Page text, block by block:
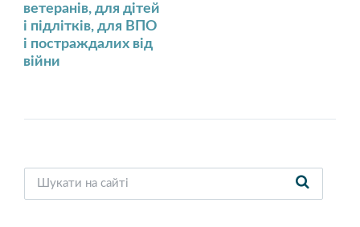
ветеранів, для дітей
і підлітків, для ВПО
і постраждалих від
війни